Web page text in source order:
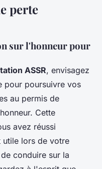
perte
sur l'honneur pour
ASSR, envisagez
pour poursuivre vos
au permis de
Cette
avez réussi
utile lors de votre
conduire sur la